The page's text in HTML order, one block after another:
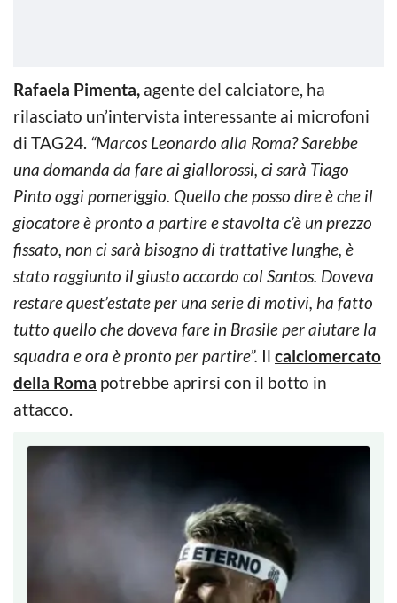
Rafaela Pimenta, agente del calciatore, ha
rilasciato un’intervista interessante ai microfoni
di TAG24. “Marcos Leonardo alla Roma? Sarebbe
una domanda da fare ai giallorossi, ci sarà Tiago
Pinto oggi pomeriggio. Quello che posso dire è che il
giocatore è pronto a partire e stavolta c’è un prezzo
fissato, non ci sarà bisogno di trattative lunghe, è
stato raggiunto il giusto accordo col Santos. Doveva
restare quest’estate per una serie di motivi, ha fatto
tutto quello che doveva fare in Brasile per aiutare la
squadra e ora è pronto per partire”. Il calciomercato
della Roma potrebbe aprirsi con il botto in
attacco.